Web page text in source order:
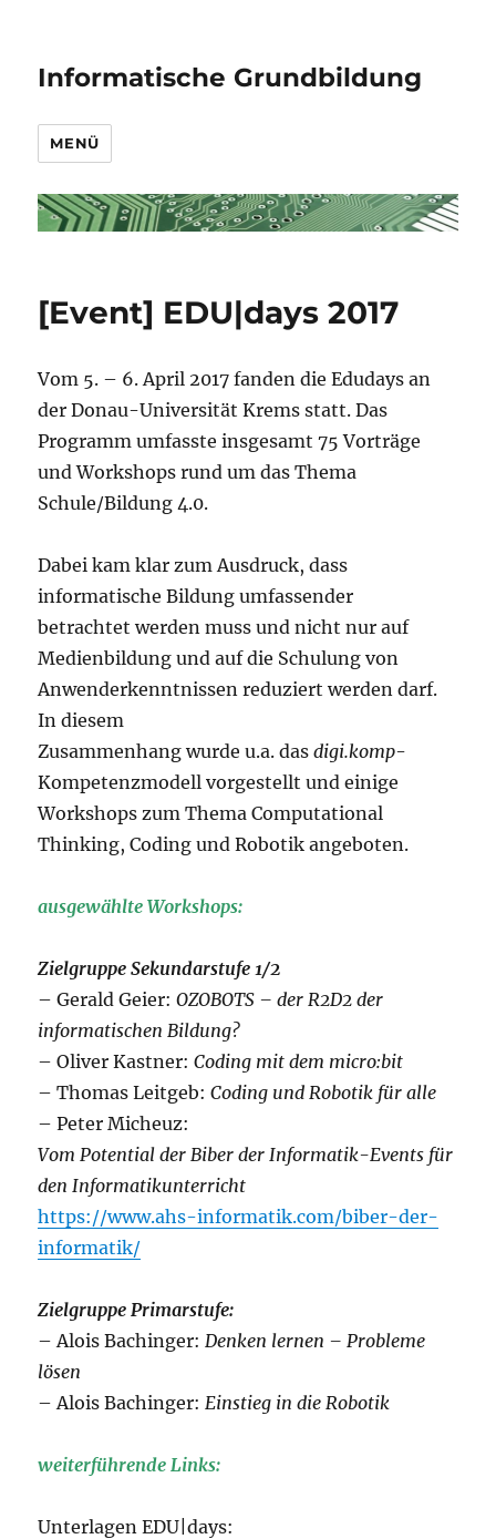
Informatische Grundbildung
MENÜ
[Event] EDU|days 2017
Vom 5. – 6. April 2017 fanden die Edudays an
der Donau-Universität Krems statt. Das
Programm umfasste insgesamt 75 Vorträge
und Workshops rund um das Thema
Schule/Bildung 4.0.
Dabei kam klar zum Ausdruck, dass
informatische Bildung umfassender
betrachtet werden muss und nicht nur auf
Medienbildung und auf die Schulung von
Anwenderkenntnissen reduziert werden darf.
In diesem
Zusammenhang wurde u.a. dasdigi.komp-
Kompetenzmodell vorgestellt und einige
Workshops zum Thema Computational
Thinking, Coding und Robotik angeboten.
ausgewählte Workshops:
Zielgruppe Sekundarstufe 1/2
– Gerald Geier:OZOBOTS – der R2D2 der
informatischen Bildung?
– Oliver Kastner:Coding mit dem micro:bit
– Thomas Leitgeb:Coding und Robotik für alle
– Peter Micheuz:
Vom Potential der Biber der Informatik-Events für
den Informatikunterricht
https://www.ahs-informatik.com/biber-der-
informatik/
Zielgruppe Primarstufe:
– Alois Bachinger: Denken lernen – Probleme
lösen
– Alois Bachinger: Einstieg in die Robotik
weiterführende Links:
Unterlagen EDU|days: